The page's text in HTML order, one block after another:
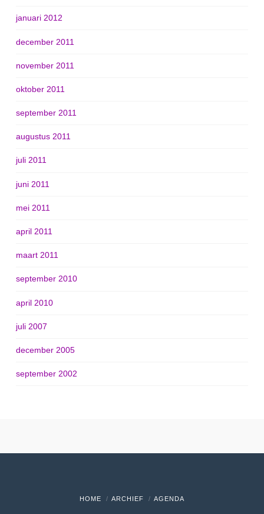
januari 2012
december 2011
november 2011
oktober 2011
september 2011
augustus 2011
juli 2011
juni 2011
mei 2011
april 2011
maart 2011
september 2010
april 2010
juli 2007
december 2005
september 2002
HOME ARCHIEF AGENDA